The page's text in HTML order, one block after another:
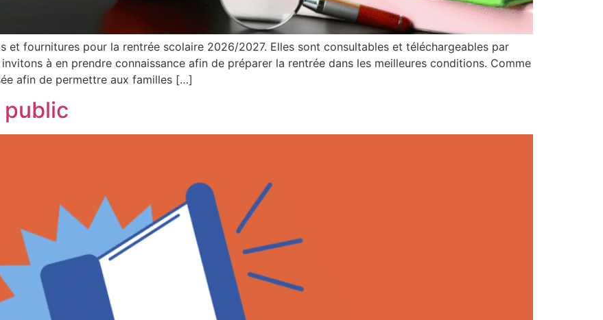
et fournitures pour la rentrée scolaire 2026/2027. Elles sont consultables et téléchargeables par
à en prendre connaissance afin de préparer la rentrée dans les meilleures conditions. Comme
afin de permettre aux familles […]
public